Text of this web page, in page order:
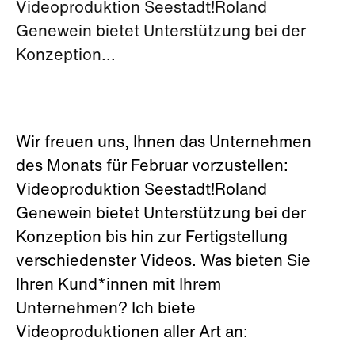
Videoproduktion Seestadt!Roland
Genewein bietet Unterstützung bei der
Konzeption...
Wir freuen uns, Ihnen das Unternehmen
des Monats für Februar vorzustellen:
Videoproduktion Seestadt!Roland
Genewein bietet Unterstützung bei der
Konzeption bis hin zur Fertigstellung
verschiedenster Videos. Was bieten Sie
Ihren Kund*innen mit Ihrem
Unternehmen? Ich biete
Videoproduktionen aller Art an: